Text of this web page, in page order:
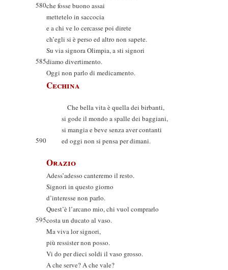
580che fosse buono assai
mettetelo in saccocia
e a chi ve lo cercasse poi direte
ch’egli si è perso ed altro non sapete.
Su via signora Olimpia, a sti signori
585diamo divertimento.
Oggi non parlo di medicamento.
Cechina
Che bella vita è quella dei birbanti,
si gode il mondo a spalle dei baggiani,
si mangia e beve senza aver contanti
590
ed oggi non si pensa per dimani.
Orazio
Adess’adesso canteremo il resto.
Signori in questo giorno
d’interesse non parlo.
Quest’è l’arcano mio, chi vuol comprarlo
595costa un ducato al vaso.
Ma viva lor signori,
più ressister non posso.
Vi do per dieci soldi il vaso grosso.
A che serve? A che vale?